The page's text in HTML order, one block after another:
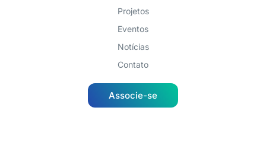
Projetos
Eventos
Notícias
Contato
Associe-se